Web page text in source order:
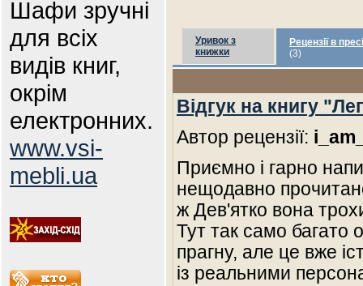
Шафи зручні
для всіх
видів книг,
окрім
електронних.
www.vsi-
mebli.ua
Уривок з
книжки
Рецензії в пресі
(3)
Відгук на книгу
Автор рецензії:
Приємно і гарно
нещодавно
ж Дев'ятко вона
Тут так само багато
прагну, але це вже
із реальними